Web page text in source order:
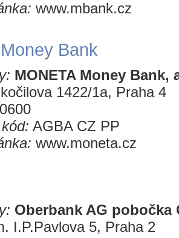
www.mbank.cz
Bank
MONETA Money Bank,
1422/1a, Praha 4
0600
AGBA CZ PP
www.moneta.cz
Oberbank AG pobočka
I.P.Pavlova 5, Praha 2